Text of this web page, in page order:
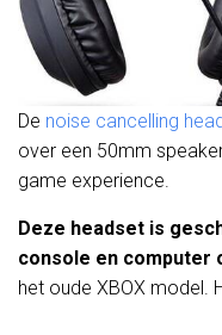
De noise cancelling
over een 50mm
game experience.
Deze headset is
console en computer
het oude XBOX model.